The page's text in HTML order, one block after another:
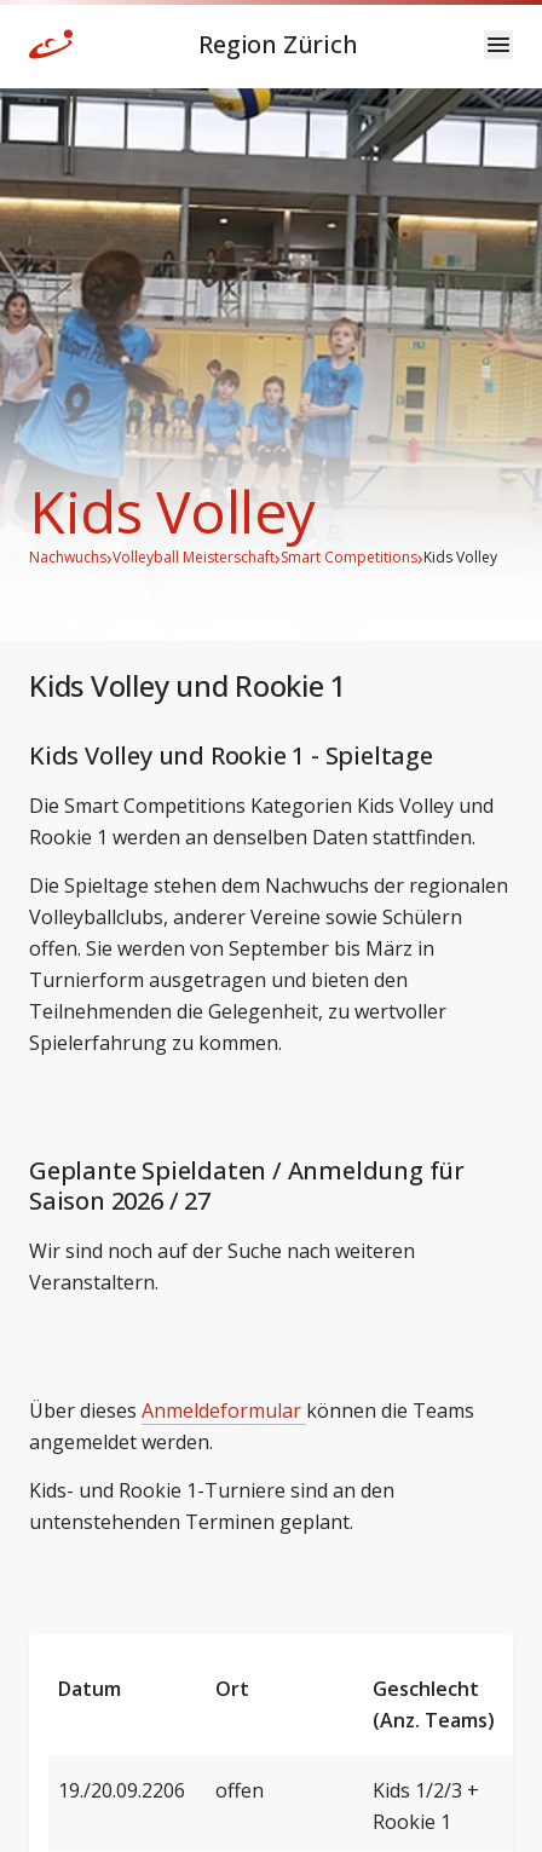
Region Zürich
Kids Volley
Nachwuchs›Volleyball Meisterschaft›Smart Competitions›Kids Volley
Kids Volley und Rookie 1
Kids Volley und Rookie 1 - Spieltage
Die Smart Competitions Kategorien Kids Volley und
Rookie 1 werden an denselben Daten stattfinden.
Die Spieltage stehen dem Nachwuchs der regionalen
Volleyballclubs, anderer Vereine sowie Schülern
offen. Sie werden von September bis März in
Turnierform ausgetragen und bieten den
Teilnehmenden die Gelegenheit, zu wertvoller
Spielerfahrung zu kommen.
Geplante Spieldaten / Anmeldung für
Saison 2026 / 27
Wir sind noch auf der Suche nach weiteren
Veranstaltern.
Über dieses Anmeldeformular können die Teams
angemeldet werden.
Kids- und Rookie 1-Turniere sind an den
untenstehenden Terminen geplant.
Datum Ort
Geschlecht
(Anz. Teams)
19./20.09.2206 offen
Kids 1/2/3 +
Rookie 1